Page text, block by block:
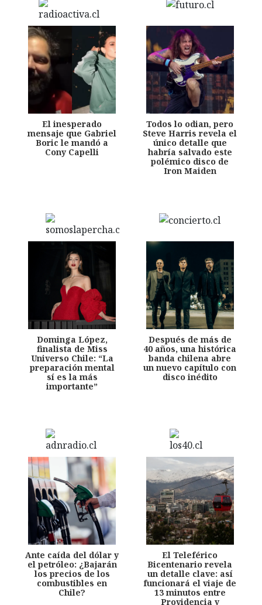
El inesperado
mensaje que Gabriel
Boric le mandó a
Cony Capelli
Todos lo odian, pero
Steve Harris revela el
único detalle que
habría salvado este
polémico disco de
Iron Maiden
Dominga López,
finalista de Miss
Universo Chile: “La
preparación mental
sí es la más
importante”
Después de más de
40 años, una histórica
banda chilena abre
un nuevo capítulo con
disco inédito
Ante caída del dólar y
el petróleo: ¿Bajarán
los precios de los
combustibles en
Chile?
El Teleférico
Bicentenario revela
un detalle clave: así
funcionará el viaje de
13 minutos entre
Providencia y